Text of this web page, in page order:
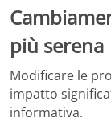
più serena
Modificare le
impatto
informativa.